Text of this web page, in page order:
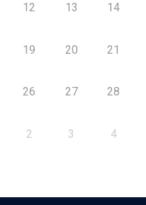
12 13 14
19 20 21
26 27 28
2 3 4